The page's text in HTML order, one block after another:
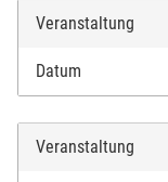
Veranstaltung
Datum
Veranstaltung